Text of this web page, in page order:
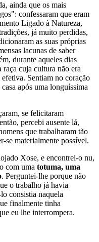
ainda que os mais
confessaram que eram
Ligado à Natureza,
já muito perdidas,
as suas próprias
lacunas de saber
durante aqueles dias
cuja cultura não era
Sentiam no coração
após uma longuíssima
se felicitaram
percebi ausente lá,
que trabalharam tão
se materialmente possível.
Xose, e encontrei-o nu,
com uma totuma, uma
. Perguntei-lhe porque não
o trabalho já havia
consistia naquela
finalmente tinha
eu lhe interrompera.